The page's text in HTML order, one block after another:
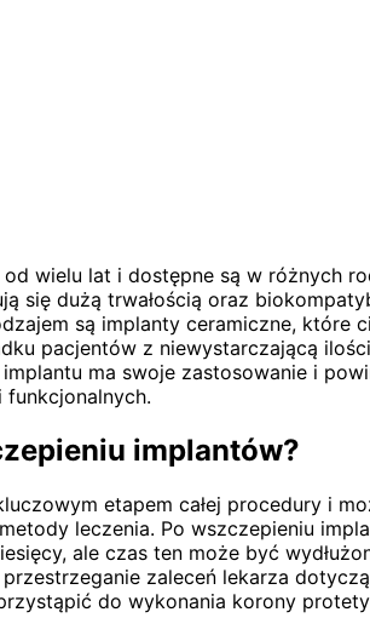
wielu lat i dostępne są w różnych
się dużą trwałością oraz
są implanty ceramiczne, które
pacjentów z niewystarczającą
ma swoje zastosowanie i
implantów?
etapem całej procedury i
leczenia. Po wszczepieniu
ale czas ten może być
zaleceń lekarza
do wykonania korony